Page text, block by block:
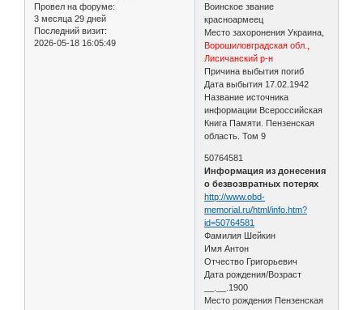
Провел на форуме:
3 месяца 29 дней
Последний визит:
2026-05-18 16:05:49
Воинское звание
красноармеец
Место захоронения Украина,
Ворошиловградская обл.,
Лисичанский р-н
Причина выбытия погиб
Дата выбытия 17.02.1942
Название источника
информации Всероссийская
Книга Памяти. Пензенская
область. Том 9
50764581
Информация из донесения
о безвозвратных потерях
http://www.obd-
memorial.ru/html/info.htm?
id=50764581
Фамилия Шейкин
Имя Антон
Отчество Григорьевич
Дата рождения/Возраст
__.__.1900
Место рождения Пензенская